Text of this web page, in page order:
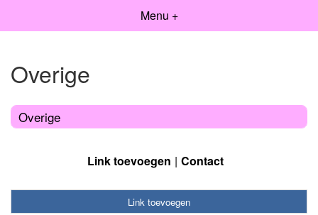
Menu +
Overige
Overige
Link toevoegen Contact
Link toevoegen